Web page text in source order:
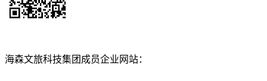
海森文旅科技集团成员企业网站：